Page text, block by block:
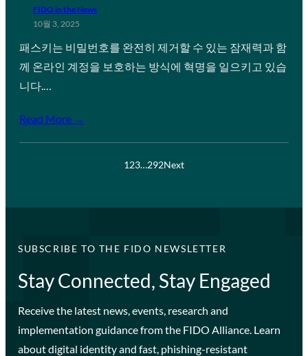
FIDO in the News
10월 3, 2025
패스키는 비밀번호를 완전히 제거할 수 있는 잠재력과 함
께 온라인 계정을 보호하는 방식에 혁명을 일으키고 있습
니다.…
Read More →
123…292Next
SUBSCRIBE TO THE FIDO NEWSLETTER
Stay Connected, Stay Engaged
Receive the latest news, events, research and
implementation guidance from the FIDO Alliance. Learn
about digital identity and fast, phishing-resistant